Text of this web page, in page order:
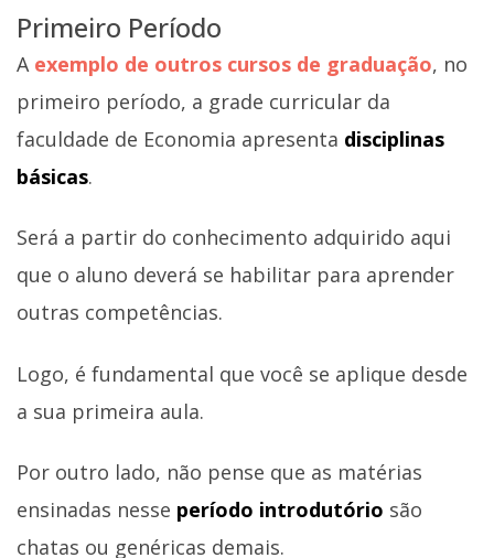
Primeiro Período
A exemplo de outros cursos de graduação, no
primeiro período, a grade curricular da
faculdade de Economia apresenta disciplinas
básicas.
Será a partir do conhecimento adquirido aqui
que o aluno deverá se habilitar para aprender
outras competências.
Logo, é fundamental que você se aplique desde
a sua primeira aula.
Por outro lado, não pense que as matérias
ensinadas nesse período introdutório são
chatas ou genéricas demais.